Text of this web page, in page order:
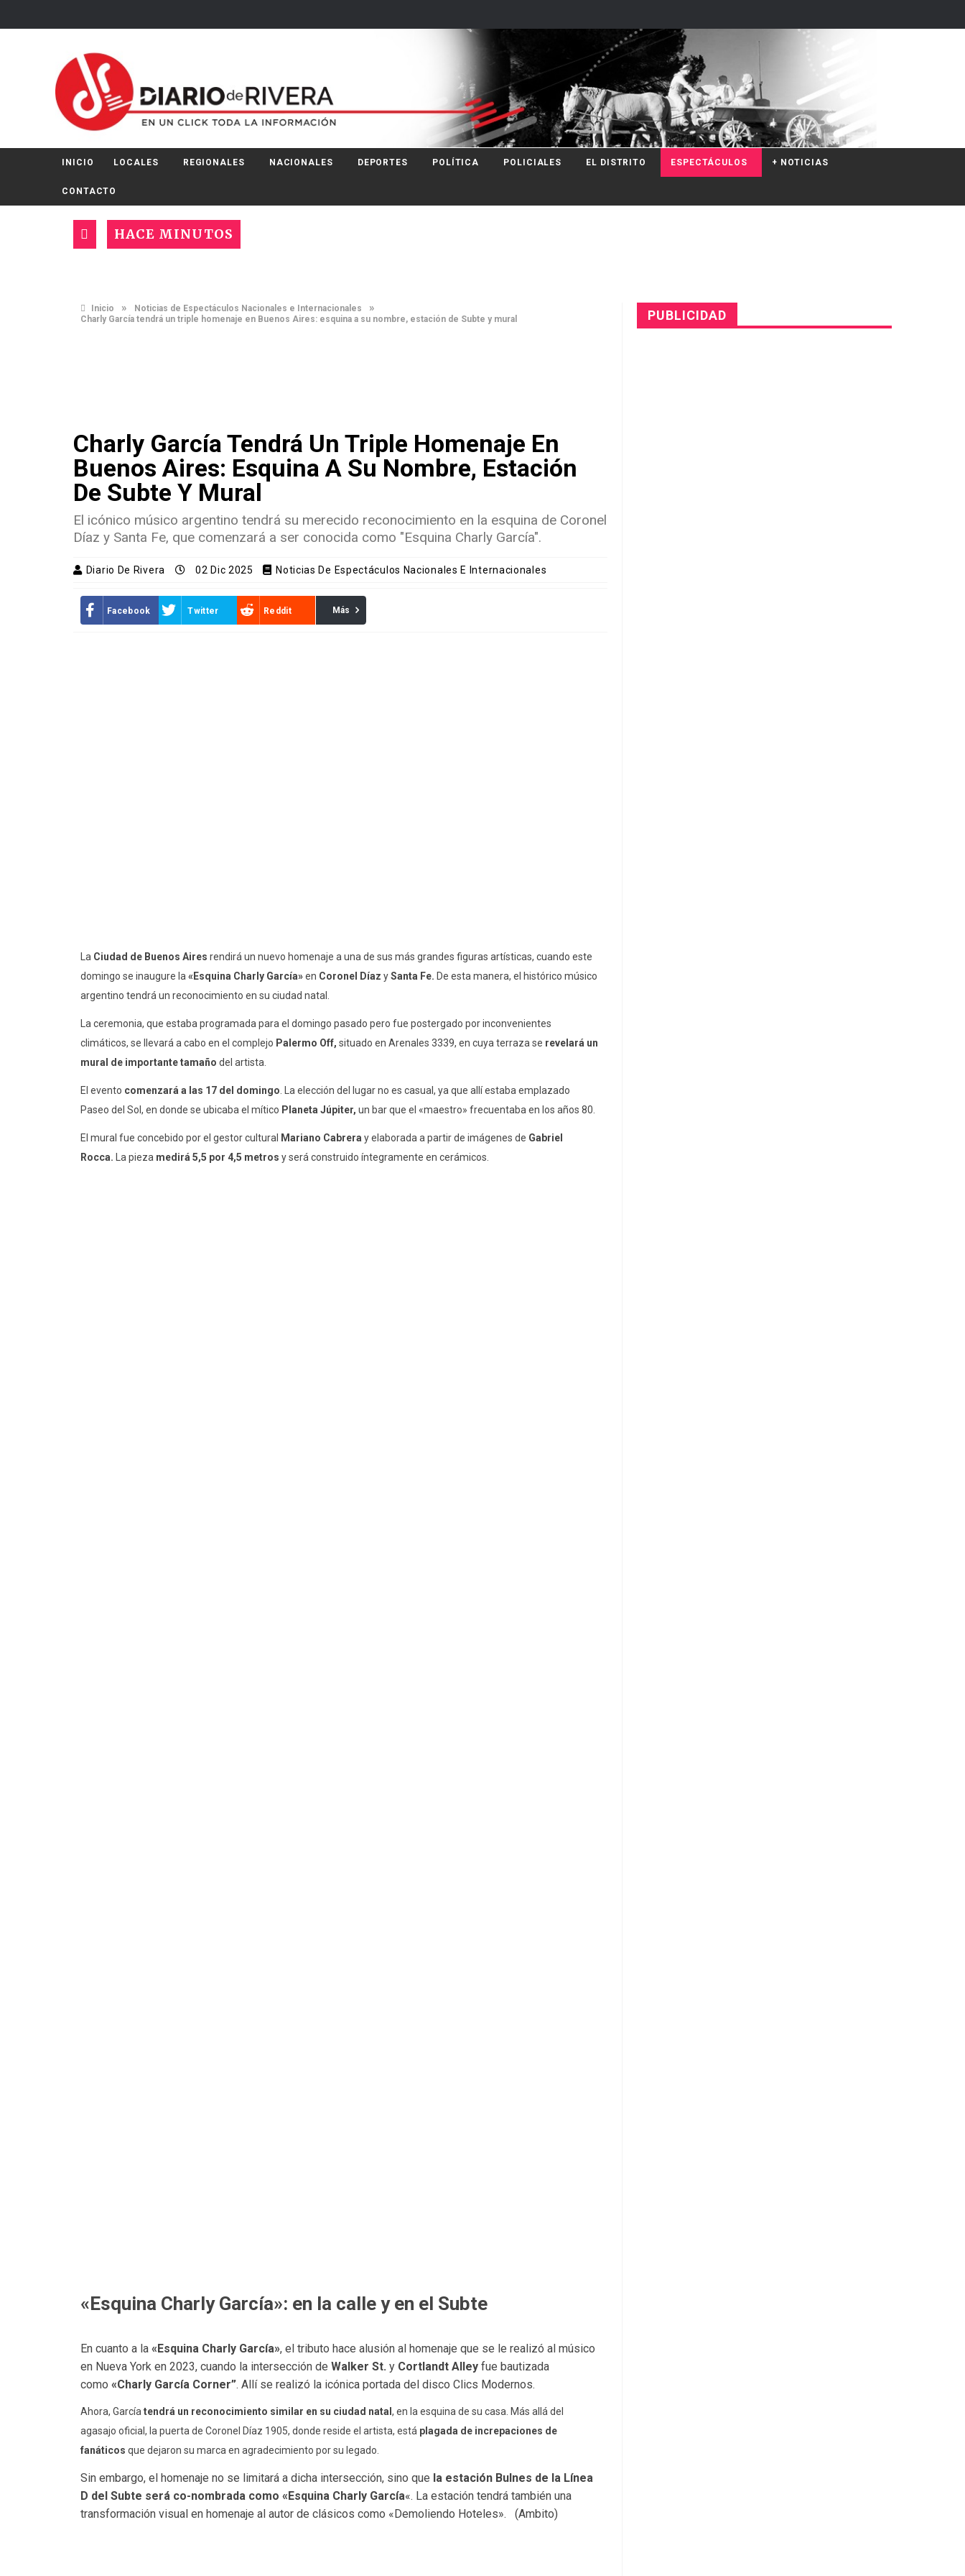
INICIO LOCALES REGIONALES NACIONALES DEPORTES POLÍTICA POLICIALES EL DISTRITO ESPECTÁCULOS + NOTICIAS
CONTACTO
HACE MINUTOS
Inicio » Noticias de Espectáculos Nacionales e Internacionales »
Charly García tendrá un triple homenaje en Buenos Aires: esquina a su nombre, estación de Subte y mural
Charly García Tendrá Un Triple Homenaje En
Buenos Aires: Esquina A Su Nombre, Estación
De Subte Y Mural
El icónico músico argentino tendrá su merecido reconocimiento en la esquina de Coronel
Díaz y Santa Fe, que comenzará a ser conocida como "Esquina Charly García".
Diario De Rivera 02 Dic 2025 Noticias De Espectáculos Nacionales E Internacionales
Facebook Twitter Reddit Más
La Ciudad de Buenos Aires rendirá un nuevo homenaje a una de sus más grandes figuras artísticas, cuando este
domingo se inaugure la«Esquina Charly García»en Coronel Díaz ySanta Fe. De esta manera, el histórico músico
argentino tendrá un reconocimiento en su ciudad natal.
La ceremonia, que estaba programada para el domingo pasado pero fue postergado por inconvenientes
climáticos, se llevará a cabo en el complejo Palermo Off, situado en Arenales 3339, en cuya terraza se revelará un
mural de importante tamaño del artista.
El evento comenzará a las 17 del domingo. La elección del lugar no es casual, ya que allí estaba emplazado
Paseo del Sol, en donde se ubicaba el mítico Planeta Júpiter, un bar que el «maestro» frecuentaba en los años 80.
El mural fue concebido por el gestor cultural Mariano Cabrera y elaborada a partir de imágenes de Gabriel
Rocca. La pieza medirá 5,5 por 4,5 metros y será construido íntegramente en cerámicos.
«Esquina Charly García»: en la calle y en el Subte
En cuanto a la «Esquina Charly García», el tributo hace alusión al homenaje que se le realizó al músico
en Nueva York en 2023, cuando la intersección de Walker St. y Cortlandt Alley fue bautizada
como «Charly García Corner”. Allí se realizó la icónica portada del disco Clics Modernos.
Ahora, Garcíatendrá un reconocimiento similar en su ciudad natal , en la esquina de su casa. Más allá del
agasajo oficial, la puerta de Coronel Díaz 1905, donde reside el artista, está plagada de increpaciones de
fanáticos que dejaron su marca en agradecimiento por su legado.
Sin embargo, el homenaje no se limitará a dicha intersección, sino que la estación Bulnes de la Línea
D del Subte será co-nombrada como «Esquina Charly García«. La estación tendrá también una
transformación visual en homenaje al autor de clásicos como «Demoliendo Hoteles». (Ambito)
PUBLICIDAD